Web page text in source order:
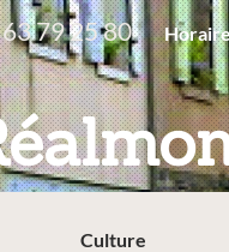
79 25 80
Culture